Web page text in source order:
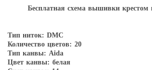
Бесплатная схема вышивки крестом
Тип ниток: DMC
Количество цветов: 20
Тип канвы: Aida
Цвет канвы: белая